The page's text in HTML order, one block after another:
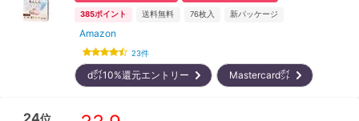
385ポイント 送料無料 76枚入 新パッケージ
Amazon
23件
d㌽10%還元エントリー Mastercard㌽
24位